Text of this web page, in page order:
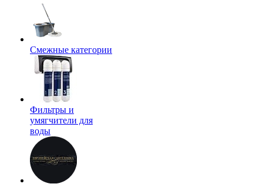
Смежные категории
Фильтры и
умягчители для
воды